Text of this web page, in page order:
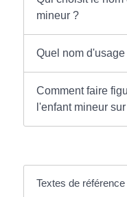
mineur ?
Quel nom
Comment faire
l'enfant mineur
Textes de référence